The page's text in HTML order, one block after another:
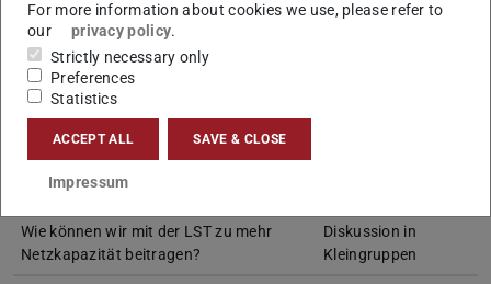
Tagungsprogramm
Wie können wir mit der LST zu mehr
Netzkapazität beitragen?
Diskussion in
Kleingruppen
For more information about cookies we use, please refer to
our
privacy policy.
Strictly necessary only
Preferences
Statistics
ACCEPT ALL SAVE & CLOSE
Impressum